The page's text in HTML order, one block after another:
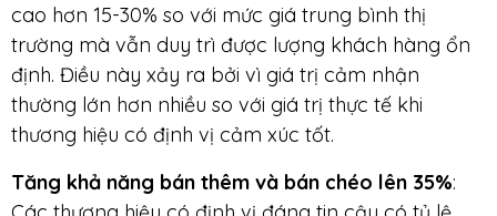
cao hơn 15-30% so với mức giá trung bình thị
trường mà vẫn duy trì được lượng khách hàng ổn
định. Điều này xảy ra bởi vì giá trị cảm nhận
thường lớn hơn nhiều so với giá trị thực tế khi
thương hiệu có định vị cảm xúc tốt.
Tăng khả năng bán thêm và bán chéo lên 35%: